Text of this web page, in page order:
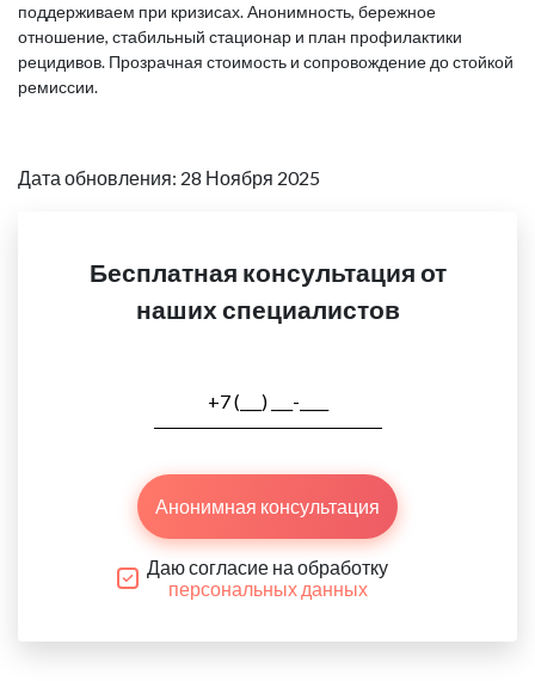
поддерживаем при кризисах. Анонимность, бережное
отношение, стабильный стационар и план профилактики
рецидивов. Прозрачная стоимость и сопровождение до стойкой
ремиссии.
Дата обновления: 28 Ноября 2025
Бесплатная консультация от
наших специалистов
Анонимная консультация
Даю согласие на обработку
персональных данных